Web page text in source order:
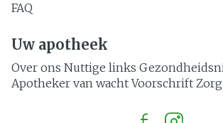
FAQ
Uw apotheek
Over ons Nuttige links
Apotheker van wacht Voorschrift